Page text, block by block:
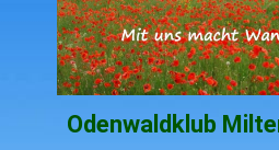
Odenwaldklub